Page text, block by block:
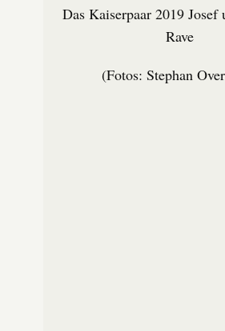
Das Kaiserpaar 2019 Josef
Rave
(Fotos: Stephan